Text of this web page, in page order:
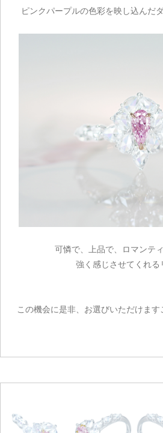
ピンクパープルの色彩を映し込んだ
可憐で、上品で、ロマンテ
強く感じさせてくれる
この機会に是非、お選びいただけます
カートを見る
お買い物を続け